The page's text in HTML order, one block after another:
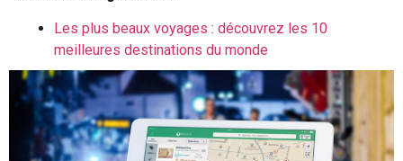
Les plus beaux voyages : découvrez les 10
meilleures destinations du monde